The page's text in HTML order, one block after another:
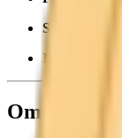
Smak:
Ingredienser:
Om Prillan